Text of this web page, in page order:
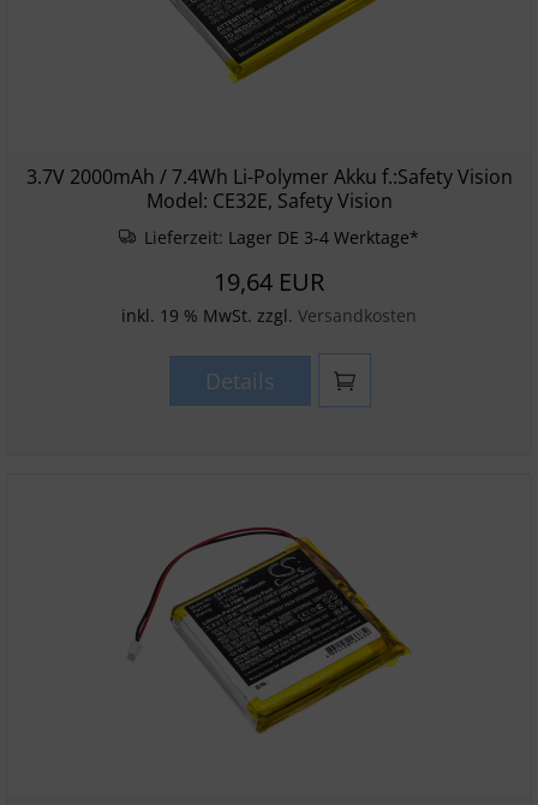
3.7V 2000mAh / 7.4Wh Li-Polymer Akku f.:Safety Vision
Model: CE32E, Safety Vision
Lieferzeit: Lager DE 3-4 Werktage*
19,64 EUR
inkl. 19 % MwSt. zzgl. Versandkosten
Details